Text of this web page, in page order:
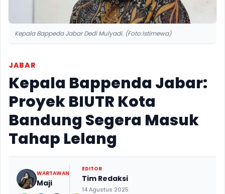
Kepala Bappeda Jabar Dedi Mulyadi. (Foto:Istimewa)
JABAR
Kepala Bappenda Jabar:
Proyek BIUTR Kota
Bandung Segera Masuk
Tahap Lelang
WARTAWAN
Maji
EDITOR
Tim Redaksi
14 Agustus 2025